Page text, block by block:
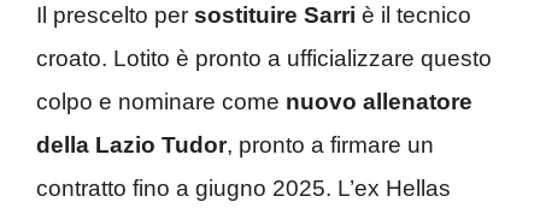
Il prescelto per sostituire Sarri è il tecnico
croato. Lotito è pronto a ufficializzare questo
colpo e nominare come nuovo allenatore
della Lazio Tudor, pronto a firmare un
contratto fino a giugno 2025. L’ex Hellas